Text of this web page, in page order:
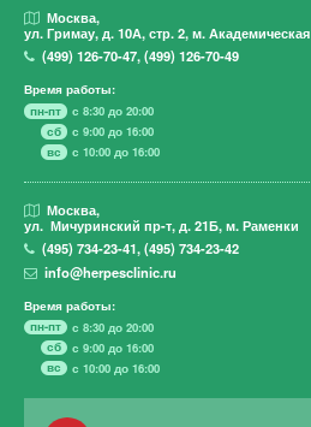
Москва,
ул. Гримау, д. 10А, стр. 2, м. Академическая
(499)126-70-47,(499)126-70-49
Время работы:
пн-пт
с 8:30 до 20:00
сб
с 9:00 до 16:00
вс
с 10:00 до 16:00
Москва,
ул. Мичуринский пр-т, д. 21Б, м. Раменки
(495)734-23-41,(495)734-23-42
info@herpesclinic.ru
Время работы:
пн-пт
с 8:30 до 20:00
сб
с 9:00 до 16:00
вс
с 10:00 до 16:00